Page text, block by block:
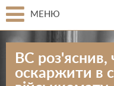
МЕНЮ
ВС
оскаржити в